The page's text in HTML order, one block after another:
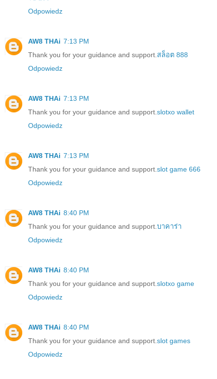
Odpowiedz
AW8 THAi 7:13 PM
Thank you for your guidance and support. สล็อต 888
Odpowiedz
AW8 THAi 7:13 PM
Thank you for your guidance and support. slotxo wallet
Odpowiedz
AW8 THAi 7:13 PM
Thank you for your guidance and support. slot game 666
Odpowiedz
AW8 THAi 8:40 PM
Thank you for your guidance and support. บาคาร่า
Odpowiedz
AW8 THAi 8:40 PM
Thank you for your guidance and support. slotxo game
Odpowiedz
AW8 THAi 8:40 PM
Thank you for your guidance and support. slot games
Odpowiedz